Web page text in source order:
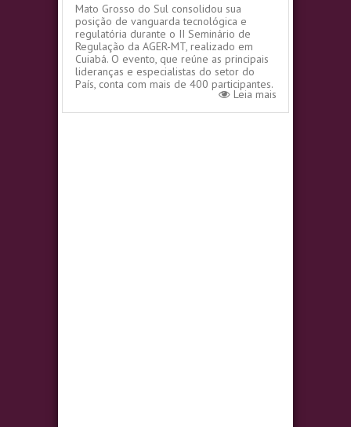
Mato Grosso do Sul consolidou sua
posição de vanguarda tecnológica e
regulatória durante o II Seminário de
Regulação da AGER-MT, realizado em
Cuiabá. O evento, que reúne as principais
lideranças e especialistas do setor do
País, conta com mais de 400 participantes.
Representando a Agência Estadual...Leia mais